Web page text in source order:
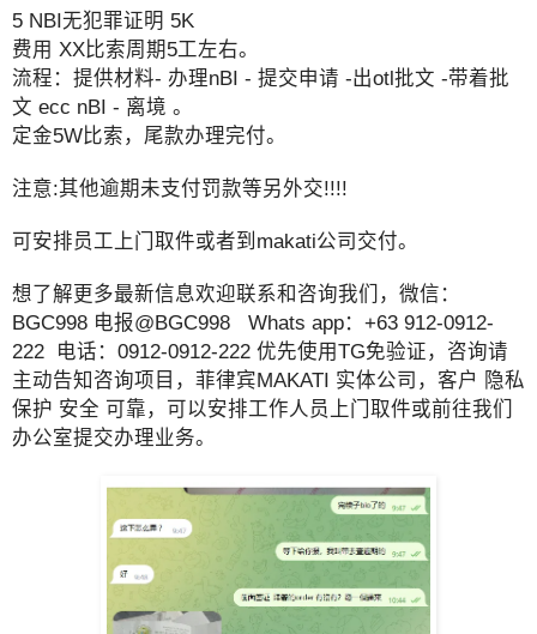
5 NBI无犯罪证明 5K
费用 XX比索周期5工左右。
流程：提供材料- 办理nBI - 提交申请 -出otl批文 -带着批
文 ecc nBI - 离境 。
定金5W比索，尾款办理完付。
注意:其他逾期未支付罚款等另外交!!!!
可安排员工上门取件或者到makati公司交付。
想了解更多最新信息欢迎联系和咨询我们，微信：
BGC998 电报@BGC998 Whats app：+63 912-0912-
222 电话：0912-0912-222 优先使用TG免验证，咨询请
主动告知咨询项目，菲律宾MAKATI 实体公司，客户 隐私
保护 安全 可靠，可以安排工作人员上门取件或前往我们
办公室提交办理业务。